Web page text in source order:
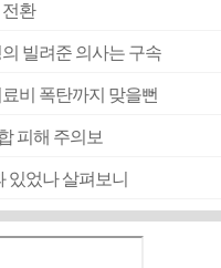
환
빌려준 의사는 구속
비 폭탄까지 맞을뻔
피해 주의보
있었나 살펴보니